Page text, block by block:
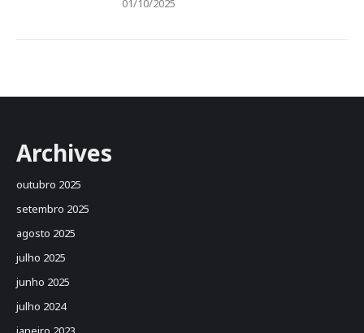
01/10/2025
Archives
outubro 2025
setembro 2025
agosto 2025
julho 2025
junho 2025
julho 2024